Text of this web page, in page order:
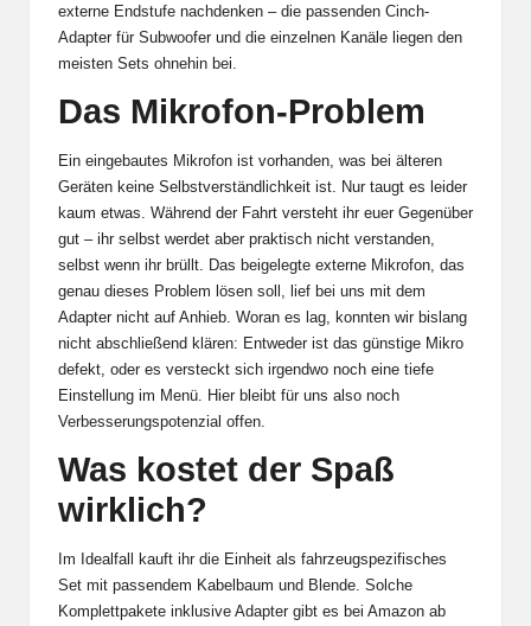
externe Endstufe nachdenken – die passenden Cinch-
Adapter für Subwoofer und die einzelnen Kanäle liegen den
meisten Sets ohnehin bei.
Das Mikrofon-Problem
Ein eingebautes Mikrofon ist vorhanden, was bei älteren
Geräten keine Selbstverständlichkeit ist. Nur taugt es leider
kaum etwas. Während der Fahrt versteht ihr euer Gegenüber
gut – ihr selbst werdet aber praktisch nicht verstanden,
selbst wenn ihr brüllt. Das beigelegte externe Mikrofon, das
genau dieses Problem lösen soll, lief bei uns mit dem
Adapter nicht auf Anhieb. Woran es lag, konnten wir bislang
nicht abschließend klären: Entweder ist das günstige Mikro
defekt, oder es versteckt sich irgendwo noch eine tiefe
Einstellung im Menü. Hier bleibt für uns also noch
Verbesserungspotenzial offen.
Was kostet der Spaß
wirklich?
Im Idealfall kauft ihr die Einheit als fahrzeugspezifisches
Set mit passendem Kabelbaum und Blende. Solche
Komplettpakete inklusive Adapter gibt es bei Amazon ab